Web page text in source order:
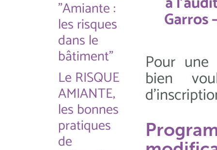
"Amiante :
les risques
dans le
bâtiment"
Le RISQUE
AMIANTE,
les bonnes
pratiques
de
Garros
Pour
bien